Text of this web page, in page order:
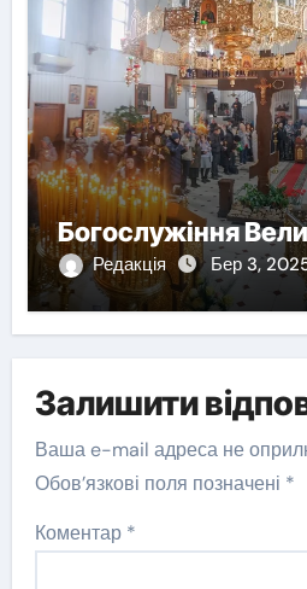
Богослужіння
Редакція Бер 3,
Залишити
Ваша e-mail адреса не
Обов’язкові поля позначені *
Коментар *